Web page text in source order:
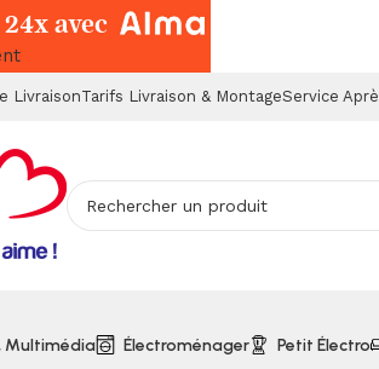
LivraisonTarifs Livraison & MontageService
Multimédia Électroménager Petit Électro
avec